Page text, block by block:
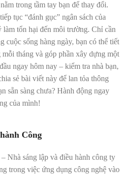
trong tầm tay bạn để thay đổi.
tục “đánh gục” ngân sách của
làm tổn hại đến môi trường. Chỉ cần
cuộc sống hàng ngày, bạn có thể tiết
tháng và góp phần xây dựng một
ngay hôm nay – kiểm tra nhà bạn,
sẻ bài viết này để lan tỏa thông
sẵn sàng chưa? Hành động ngay
của mình!
Công
Nhà sáng lập và điều hành công ty
trong việc ứng dụng công nghệ vào